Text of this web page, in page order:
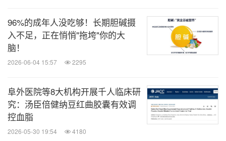
医药健闻
微信公众号“医药健闻”发布全球制药、医疗、
大健康企业最新的经营动态。扫描二维码，
关键词： 体育运动
营养补
充药物
96%的成年人没吃够！长期胆碱摄
入不足，正在悄悄"拖垮"你的大
脑！
2026-06-04 15:57 2295
阜外医院等8大机构开展千人临床研
究：汤臣倍健纳豆红曲胶囊有效调
控血脂
2026-05-30 19:54 4180